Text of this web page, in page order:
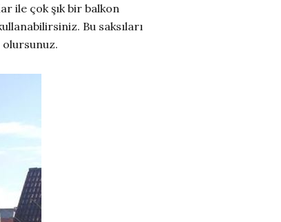
ile çok şık bir balkon
Bu saksıları
olursunuz.